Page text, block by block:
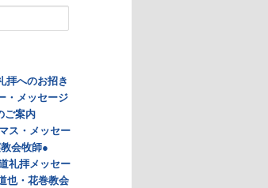
へのお招き
・メッセージ
ご案内
ス・メッセー
会牧師●
礼拝メッセー
也・花巻教会